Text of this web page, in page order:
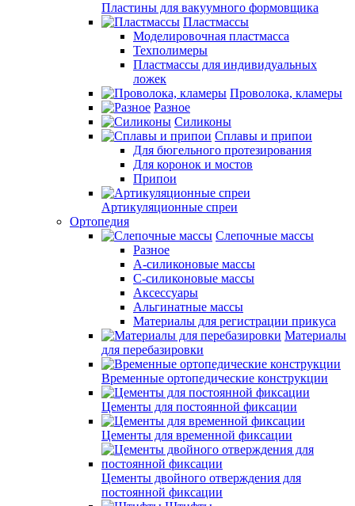
Пластины для вакуумного формовщика
Пластмассы
Моделировочная пластмасса
Техполимеры
Пластмассы для индивидуальных
ложек
Проволока, кламеры
Разное
Силиконы
Сплавы и припои
Для бюгельного протезирования
Для коронок и мостов
Припои
Артикуляционные спреи
Ортопедия
Слепочные массы
Разное
А-силиконовые массы
С-силиконовые массы
Аксессуары
Альгинатные массы
Материалы для регистрации прикуса
Материалы
для перебазировки
Временные ортопедические конструкции
Цементы для постоянной фиксации
Цементы для временной фиксации
Цементы двойного отверждения для
постоянной фиксации